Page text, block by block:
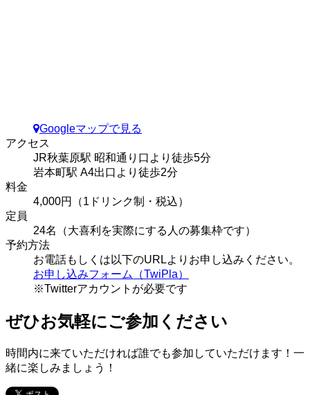
Googleマップで見る
アクセス
JR秋葉原駅 昭和通り口より徒歩5分
岩本町駅 A4出口より徒歩2分
料金
4,000円（1ドリンク制・税込）
定員
24名（大喜利を実際にする人の募集枠です）
予約方法
お電話もしくは以下のURLよりお申し込みください。
お申し込みフォーム（TwiPla）
※Twitterアカウントが必要です
ぜひお気軽にご参加ください
時間内に来ていただければ誰でも参加していただけます！一
緒に楽しみましょう！